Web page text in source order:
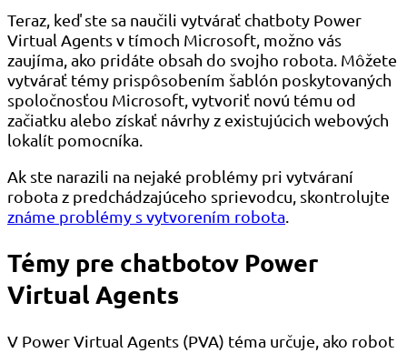
Teraz, keď ste sa naučili vytvárať chatboty Power
Virtual Agents v tímoch Microsoft, možno vás
zaujíma, ako pridáte obsah do svojho robota. Môžete
vytvárať témy prispôsobením šablón poskytovaných
spoločnosťou Microsoft, vytvoriť novú tému od
začiatku alebo získať návrhy z existujúcich webových
lokalít pomocníka.
Ak ste narazili na nejaké problémy pri vytváraní
robota z predchádzajúceho sprievodcu, skontrolujte
známe problémy s vytvorením robota
Témy pre chatbotov Power
Virtual Agents
V Power Virtual Agents (PVA) téma určuje, ako robot